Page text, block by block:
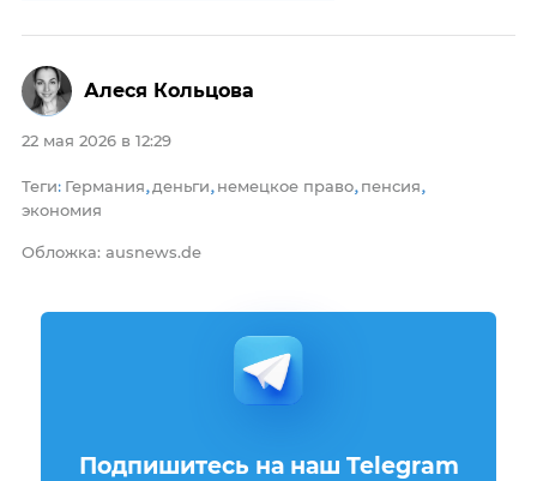
22 мая 2026 в 12:29
Теги: Германия, деньги, немецкое право, пенсия,
экономия
Обложка: ausnews.de
Алеся Кольцова
Подпишитесь на наш Telegram